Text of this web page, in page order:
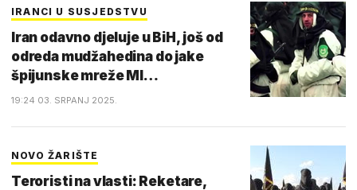
IRANCI U SUSJEDSTVU
Iran odavno djeluje u BiH, još od
odreda mudžahedina do jake
špijunske mreže MI…
19:24 03. SRPANJ 2025.
NOVO ŽARIŠTE
Teroristi na vlasti: Reketare,